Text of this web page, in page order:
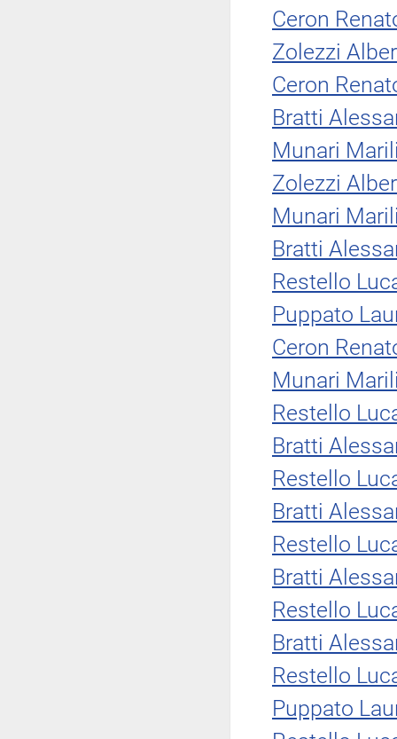
Ceron
Zolezzi
Ceron
Bratti
Munari
Zolezzi
Munari
Bratti
Restello
Puppato
Ceron
Munari
Restello
Bratti
Restello
Bratti
Restello
Bratti
Restello
Bratti
Restello
Puppato